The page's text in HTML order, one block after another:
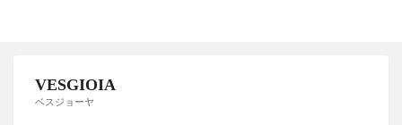
VESGIOIA
ベスジョーヤ